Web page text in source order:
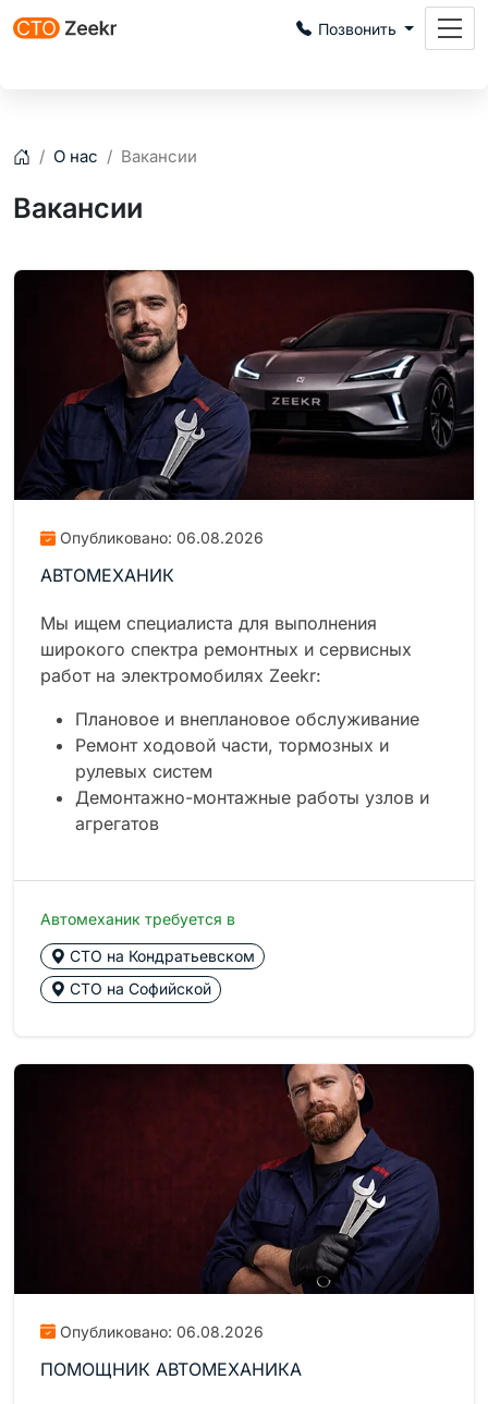
Позвонить
ГлавнаяО нас Вакансии
Вакансии
Опубликовано: 06.08.2026
АВТОМЕХАНИК
Мы ищем специалиста для выполнения
широкого спектра ремонтных и сервисных
работ на электромобилях Zeekr:
Плановое и внеплановое обслуживание
Ремонт ходовой части, тормозных и
рулевых систем
Демонтажно-монтажные работы узлов и
агрегатов
Автомеханик требуется в
СТО на Кондратьевском
СТО на Софийской
Опубликовано: 06.08.2026
ПОМОЩНИК АВТОМЕХАНИКА